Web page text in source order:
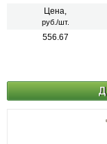
Цена,
руб./шт.
556.67